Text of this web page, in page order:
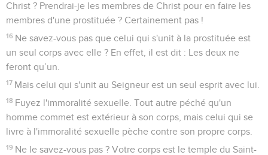
Christ ? Prendrai-je les membres de Christ pour en faire les
membres d'une prostituée ? Certainement pas !
16 Ne savez-vous pas que celui qui s'unit à la prostituée est
un seul corps avec elle ? En effet, il est dit : Les deux ne
feront qu’un.
17 Mais celui qui s'unit au Seigneur est un seul esprit avec lui.
18 Fuyez l'immoralité sexuelle. Tout autre péché qu'un
homme commet est extérieur à son corps, mais celui qui se
livre à l'immoralité sexuelle pèche contre son propre corps.
19 Ne le savez-vous pas ? Votre corps est le temple du Saint-